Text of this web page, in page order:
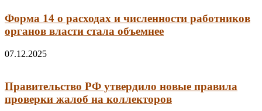
Форма 14 о расходах и численности работников
органов власти стала объемнее
07.12.2025
Правительство РФ утвердило новые правила
проверки жалоб на коллекторов